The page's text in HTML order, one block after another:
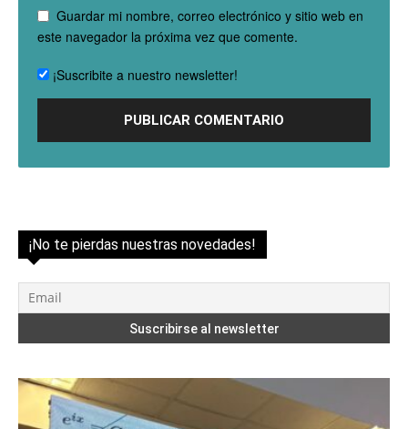
Guardar mi nombre, correo electrónico y sitio web en
este navegador la próxima vez que comente.
¡Suscribite a nuestro newsletter!
¡No te pierdas nuestras novedades!